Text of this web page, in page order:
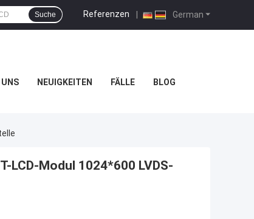
German
Referenzen |
Suche
NEUIGKEITEN FÄLLE BLOG
LCD-Modul 1024*600 LVDS-